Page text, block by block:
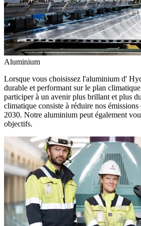
Aluminium
Lorsque vous choisissez l'aluminium d'
durable et performant sur le plan
participer à un avenir plus brillant et plus
climatique consiste à réduire nos
2030. Notre aluminium peut également
objectifs.